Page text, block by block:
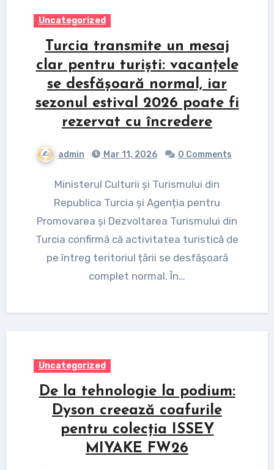
Uncategorized
Turcia transmite un mesaj
clar pentru turiști: vacanțele
se desfășoară normal, iar
sezonul estival 2026 poate fi
rezervat cu încredere
admin Mar 11, 2026 0 Comments
Ministerul Culturii și Turismului din
Republica Turcia și Agenția pentru
Promovarea și Dezvoltarea Turismului din
Turcia confirmă că activitatea turistică de
pe întreg teritoriul țării se desfășoară
complet normal. În…
Uncategorized
De la tehnologie la podium:
Dyson creează coafurile
pentru colecția ISSEY
MIYAKE FW26